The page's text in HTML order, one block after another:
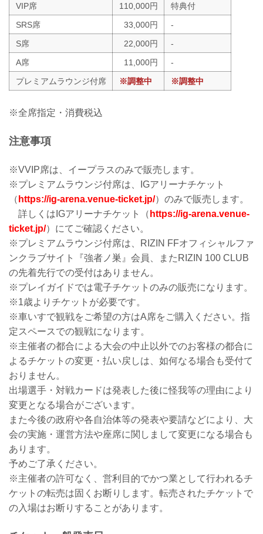
VIP席
110,000円
特典付
SRS席
33,000円
-
S席
22,000円
-
A席
11,000円
-
プレミアムラウンジ付席
※調整中 ※調整中
※全席指定・消費税込
注意事項
※VVIP席は、イープラスのみで販売します。
※プレミアムラウンジ付席は、IGアリーナチケット
（ https://ig-arena.venue-ticket.jp/）のみで販売します。
詳しくはIGアリーナチケット（ https://ig-arena.venue-
ticket.jp/）にてご確認ください。
※プレミアムラウンジ付席は、RIZIN FFオフィシャルファ
ンクラブサイト『強者ノ巣』会員、またRIZIN 100 CLUB
の先着先行での受付はありません。
※プレイガイドでは電子チケットのみの販売になります。
※1歳よりチケットが必要です。
※車いすで観戦をご希望の方はA席をご購入ください。指
定スペースでの観戦になります。
※主催者の都合による大会の中止以外でのお客様の都合に
よるチケットの変更・払い戻しは、如何なる場合も受付て
おりません。
出場選手・対戦カードは発表した後に怪我等の理由により
変更となる場合がございます。
また今後の政府や各自治体等の発表や要請などにより、大
会の実施・運営方法や座席に関しまして変更になる場合も
あります。
予めご了承ください。
※主催者の許可なく、営利目的でかつ業として行われるチ
ケットの転売は固くお断りします。転売されたチケットで
の入場はお断りすることがあります。